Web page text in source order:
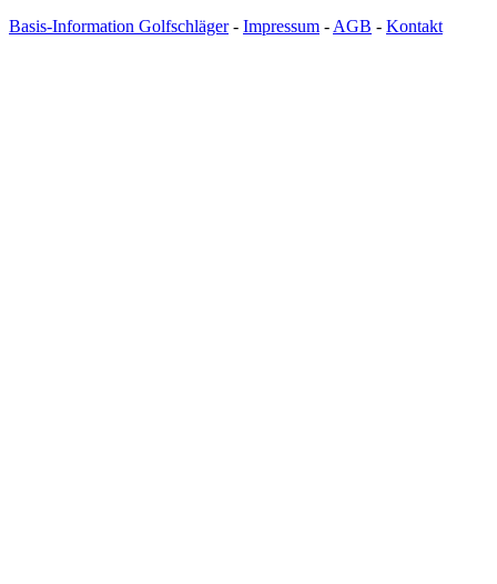
Basis-Information Golfschläger- Impressum - AGB - Kontakt